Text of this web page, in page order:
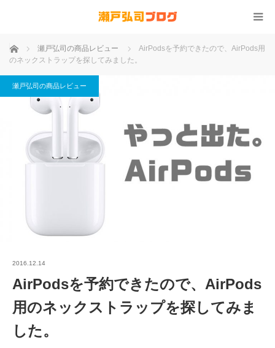
ホーム 瀬戸弘司の商品レビュー
AirPodsを予約できたので、AirPods用
のネックストラップを探してみました。
瀬戸弘司の商品レビュー
2016.12.14
AirPodsを予約できたので、AirPods
用のネックストラップを探してみま
した。